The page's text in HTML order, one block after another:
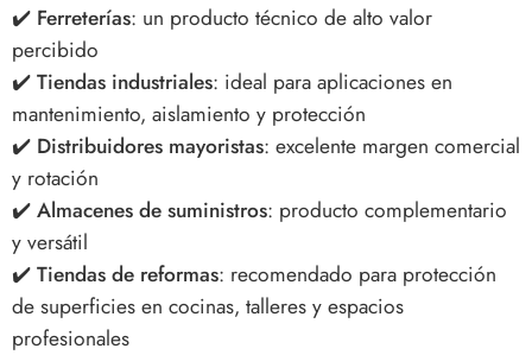
✔️ Ferreterías: un producto técnico de alto valor
percibido
✔️Tiendas industriales: ideal para aplicaciones en
mantenimiento, aislamiento y protección
✔️ Distribuidores mayoristas: excelente margen comercial
y rotación
✔️Almacenes de suministros: producto complementario
y versátil
✔️Tiendas de reformas: recomendado para protección
de superficies en cocinas, talleres y espacios
profesionales